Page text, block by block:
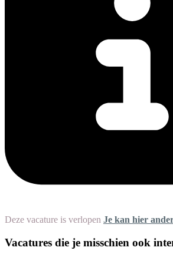
Deze vacature is verlopen Je kan hier
Vacatures die je misschien ook